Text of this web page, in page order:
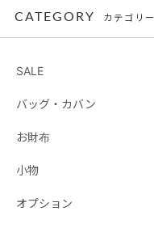
CATEGORY カテゴリー
SALE
バッグ・カバン
お財布
小物
オプション